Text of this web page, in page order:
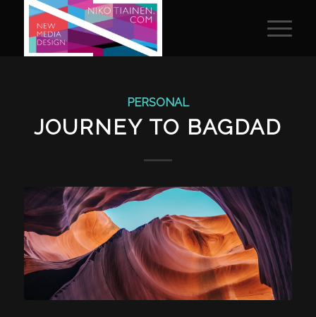
PERSONAL
JOURNEY TO BAGDAD